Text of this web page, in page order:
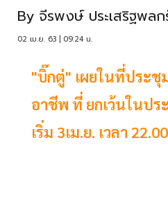
By จีรพงษ์ ประเสริฐพล
02 เม.ย. 63 | 09:24 น.
"บิ๊กตู่" เผยในที่ประชุ
อาชีพ ที่ ยกเว้นในปร
เริ่ม 3เม.ย. เวลา